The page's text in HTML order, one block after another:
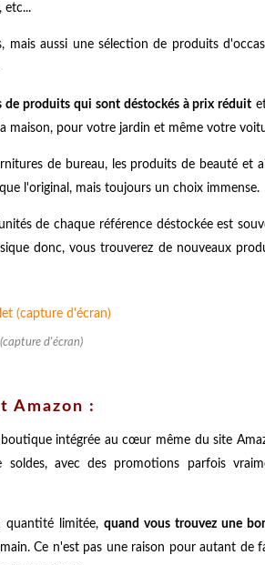
etc...
mais aussi une sélection de produits
de produits qui sont déstockés à prix réduit
maison, pour votre jardin et même votre
de bureau, les produits de beauté et
l'original, mais toujours un choix immense.
de chaque référence déstockée est
donc, vous trouverez de nouveaux
d'écran)
Amazon :
intégrée au cœur même du site
avec des promotions parfois
quantité limitée, quand vous trouvez une
Ce n'est pas une raison pour autant de